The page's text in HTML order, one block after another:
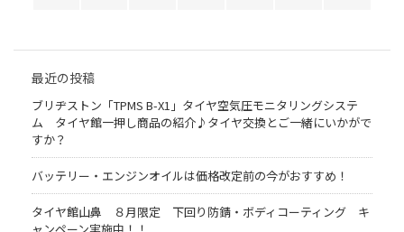
最近の投稿
ブリヂストン「TPMS B-X1」タイヤ空気圧モニタリングシステ
ム タイヤ館一押し商品の紹介♪タイヤ交換とご一緒にいかがで
すか？
バッテリー・エンジンオイルは価格改定前の今がおすすめ！
タイヤ館山鼻 ８月限定 下回り防錆・ボディコーティング キ